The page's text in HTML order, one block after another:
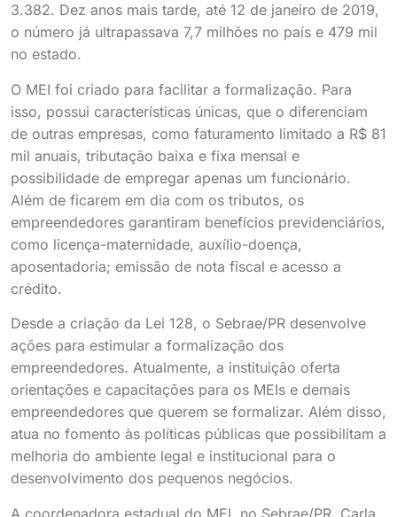
3.382. Dez anos mais tarde, até 12 de janeiro de 2019,
o número já ultrapassava 7,7 milhões no país e 479 mil
no estado.
O MEI foi criado para facilitar a formalização. Para
isso, possui características únicas, que o diferenciam
de outras empresas, como faturamento limitado a R$ 81
mil anuais, tributação baixa e fixa mensal e
possibilidade de empregar apenas um funcionário.
Além de ficarem em dia com os tributos, os
empreendedores garantiram benefícios previdenciários,
como licença-maternidade, auxílio-doença,
aposentadoria; emissão de nota fiscal e acesso a
crédito.
Desde a criação da Lei 128, o Sebrae/PR desenvolve
ações para estimular a formalização dos
empreendedores. Atualmente, a instituição oferta
orientações e capacitações para os MEIs e demais
empreendedores que querem se formalizar. Além disso,
atua no fomento às políticas públicas que possibilitam a
melhoria do ambiente legal e institucional para o
desenvolvimento dos pequenos negócios.
A coordenadora estadual do MEI, no Sebrae/PR, Carla